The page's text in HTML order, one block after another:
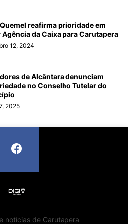
reafirma prioridade em
Agência da Caixa para Carutapera
12, 2024
de Alcântara denunciam
no Conselho Tutelar do
2025
notícias de Carutapera